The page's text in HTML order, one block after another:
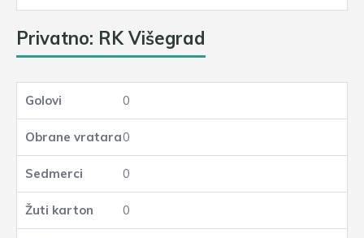
Privatno: RK Višegrad
0
0
0
0